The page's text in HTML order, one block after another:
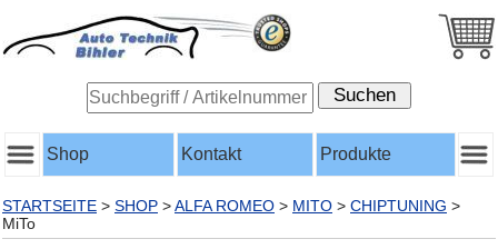
Shop Kontakt Produkte
STARTSEITE > SHOP >ALFA ROMEO > MITO > CHIPTUNING >
MiTo